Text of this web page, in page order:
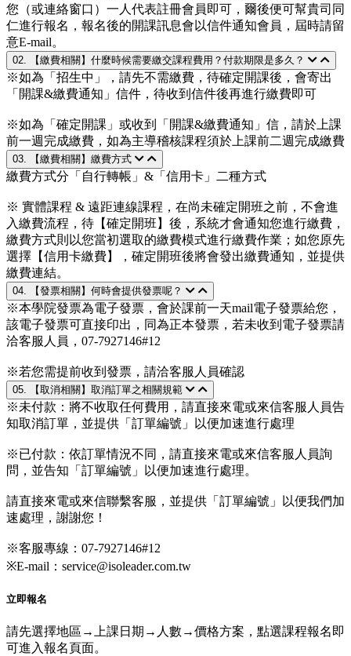
您（或連絡窗口）一人代表註冊會員即可，爾後便可幫貴司同
仁進行報名，報名後的開課訊息會以信件通知會員，屆時請留
意E-mail。
02. 【繳費相關】什麼時候需要繳交課程費用？付款期限是多久？
※如為「招生中」，請先不需繳費，待確定開課後，會寄出
「開課&繳費通知」信件，待收到信件後再進行繳費即可
※如為「確定開課」或收到「開課&繳費通知」信，請於上課
前一週完成繳費，如為主導稽核課程須於上課前二週完成繳費
03. 【繳費相關】繳費方式
繳費方式分「自行轉帳」&「信用卡」二種方式
※ 實體課程 & 遠距連線課程，在尚未確定開班之前，不會進
入繳費流程，待【確定開班】後，系統才會通知您進行繳費，
繳費方式則以您當初選取的繳費模式進行繳費作業；如您原先
選擇【信用卡繳費】，確定開班後將會發出繳費通知，並提供
繳費連結。
04. 【發票相關】何時會提供發票呢？
※本學院發票為電子發票，會於課前一天mail電子發票給您，
該電子發票可直接印出，同為正本發票，若未收到電子發票請
洽客服人員，07-7927146#12
※若您需提前收到發票，請洽客服人員確認
05. 【取消相關】取消訂單之相關規範
※未付款：將不收取任何費用，請直接來電或來信客服人員告
知取消訂單，並提供「訂單編號」以便加速進行處理
※已付款：依訂單情況不同，請直接來電或來信客服人員詢
問，並告知「訂單編號」以便加速進行處理。
請直接來電或來信聯繫客服，並提供「訂單編號」以便我們加
速處理，謝謝您！
※客服專線：07-7927146#12
※E-mail：service@isoleader.com.tw
立即報名
請先選擇地區→上課日期→人數→價格方案，點選課程報名即
可進入報名頁面。